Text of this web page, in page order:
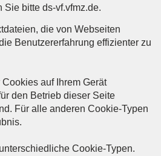
Sie bitte ds-vf.vfmz.de.
die von Webseiten
Benutzererfahrung effizienter zu
auf Ihrem Gerät
den Betrieb dieser Seite
Für alle anderen Cookie-Typen
Cookie-Typen.